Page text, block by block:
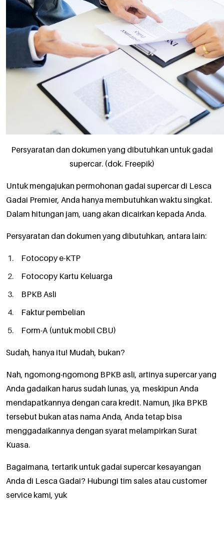
Persyaratan dan dokumen yang dibutuhkan untuk gadai
supercar. (dok. Freepik)
Untuk mengajukan permohonan gadai supercar di Lesca
Gadai Premier, Anda hanya membutuhkan waktu singkat.
Dalam hitungan jam, uang akan dicairkan kepada Anda.
Persyaratan dan dokumen yang dibutuhkan, antara lain:
Fotocopy e-KTP
Fotocopy Kartu Keluarga
BPKB Asli
Faktur pembelian
Form-A (untuk mobil CBU)
Sudah, hanya itu! Mudah, bukan?
Nah, ngomong-ngomong BPKB asli, artinya supercar yang
Anda gadaikan harus sudah lunas, ya, meskipun Anda
mendapatkannya dengan cara kredit. Namun, jika BPKB
tersebut bukan atas nama Anda, Anda tetap bisa
menggadaikannya dengan syarat melampirkan Surat
Kuasa.
Bagaimana, tertarik untuk gadai supercar kesayangan
Anda di Lesca Gadai? Hubungi tim sales atau customer
service kami, yuk